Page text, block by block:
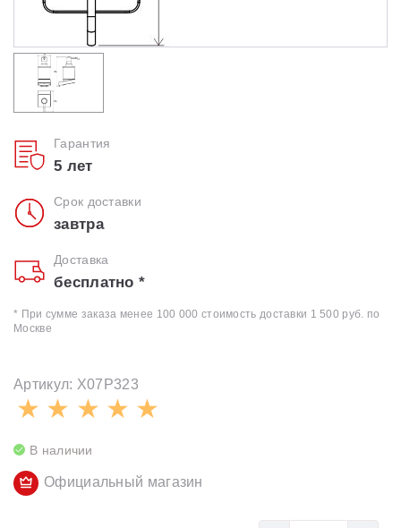
Средства ухода
Гарантия
5 лет
Срок доставки
завтра
Доставка
бесплатно *
* При сумме заказа менее 100 000 стоимость доставки 1 500 руб. по
Москве
Артикул: X07P323
В наличии
Официальный магазин